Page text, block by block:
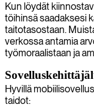
Kun löydät
töihinsä saadaksesi
taitotasostaan.
verkossa antamia
työmoraalistaan ja
Hyvillä
taidot: